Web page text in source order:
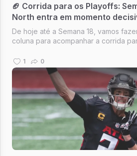
🏈 Corrida para os Playoffs:
North entra em momento
encaminhando NFC West
De hoje até a Semana 18, vamos
coluna para acompanhar a corrida
times que sobem, descem e que
entrar. É uma var...
1 0